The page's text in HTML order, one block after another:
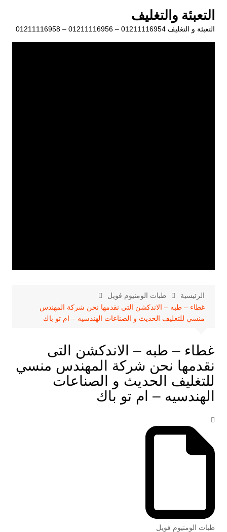
المحتوى
التعبئة والتغليف
التعبئة و التغليف 01211116954 – 01211116956 – 01211116958
الرئيسية
طبات الومنيوم فويل
غطاء – طبه – الاندكشن التى نقدمها نحن شركة المهندس
منسي للتغليف الحديث و الصناعات الهندسيه – ام تو باك
غطاء – طبه – الاندكشن التى
نقدمها نحن شركة المهندس منسي
للتغليف الحديث و الصناعات
الهندسيه – ام تو باك
طبات الومنيوم فويل